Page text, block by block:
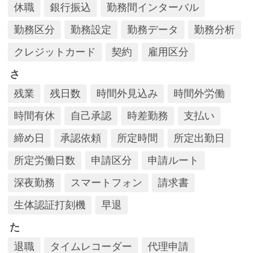
休職
銀行振込
勤務間インターバル
勤務区分
勤務設定 勤務データ
勤務分析
クレジットカード
契約
雇用区分
さ
残業
残日数 時間外見込み
時間外労働
時間有休
自己承認 時差勤務
支払い
締め日
承認依頼 所定時間
所定出勤日
所定労働日数
申請区分
申請ルート
深夜勤務
スマートフォン
請求書
生体認証打刻機
早退
た
退職
タイムレコーダー
代理申請